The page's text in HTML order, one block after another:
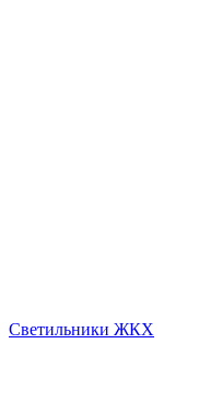
Светильники ЖКХ